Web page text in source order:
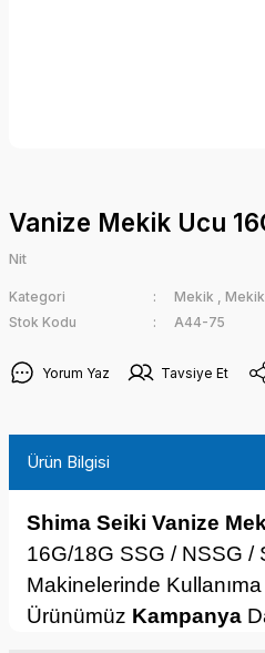
Vanize Mekik Ucu
Nit
Kategori Mekik ,
Stok Kodu
A44-75
Yorum Yaz Tavsiye Et
Ürün Bilgisi
Shima Seiki Vanize
16G/18G SSG / NSSG /
Makinelerinde
Ürünümüz Kampanya